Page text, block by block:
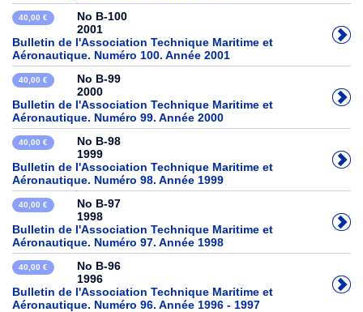
40,00 €
No B-100
2001
Bulletin de l'Association Technique Maritime et
Aéronautique. Numéro 100. Année 2001
40,00 €
No B-99
2000
Bulletin de l'Association Technique Maritime et
Aéronautique. Numéro 99. Année 2000
40,00 €
No B-98
1999
Bulletin de l'Association Technique Maritime et
Aéronautique. Numéro 98. Année 1999
40,00 €
No B-97
1998
Bulletin de l'Association Technique Maritime et
Aéronautique. Numéro 97. Année 1998
40,00 €
No B-96
1996
Bulletin de l'Association Technique Maritime et
Aéronautique. Numéro 96. Année 1996 - 1997